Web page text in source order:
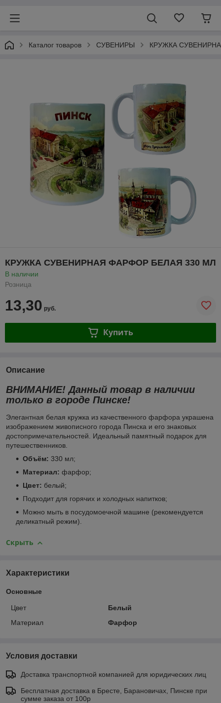
Каталог товаров СУВЕНИРЫ КРУЖКА
КРУЖКА СУВЕНИРНАЯ ФАРФОР БЕЛАЯ 330 МЛ
В наличии
Розница
13,30 руб.
Купить
Описание
ВНИМАНИЕ! Данный товар в наличии
только в городе Пинске!
Элегантная белая кружка из качественного фарфора украшена
изображением живописного города Пинска и его знаковых
достопримечательностей. Идеальный памятный подарок для
путешественников.
Объём: 330 мл;
Материал: фарфор;
Цвет: белый;
Подходит для горячих и холодных напитков;
Можно мыть в посудомоечной машине (рекомендуется
деликатный режим).
Скрыть
Характеристики
Основные
Цвет
Белый
Материал
Фарфор
Условия доставки
Доставка транспортной компанией для юридических лиц
Бесплатная доставка в Бресте, Барановичах, Пинске при
сумме заказа от 100р